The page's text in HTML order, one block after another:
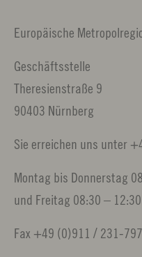
Europäische
Geschäftsstelle
Theresienstraße 9
90403 Nürnberg
Sie erreichen uns unter
Montag bis Donnerstag
und Freitag 08:30 –
Fax +49 (0)911 / 231-